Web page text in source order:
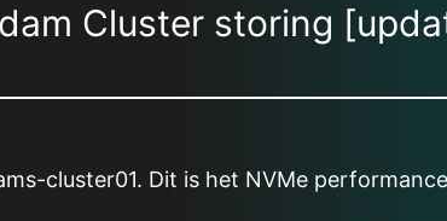
Cluster storing
cluster01. Dit is het NVMe